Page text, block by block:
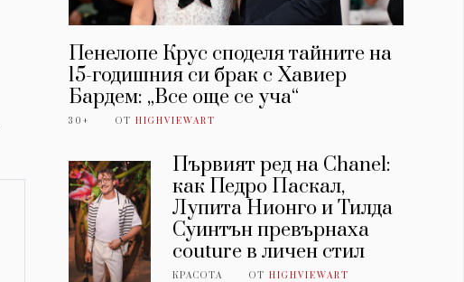
Пенелопе Крус споделя тайните на
15-годишния си брак с Хавиер
Бардем: „Все още се уча“
30+ ОТ HIGHVIEWART
Първият ред на Chanel:
как Педро Паскал,
Лупита Нионго и Тилда
Суинтън превърнаха
couture в личен стил
КРАСОТА ОТHIGHVIEWART